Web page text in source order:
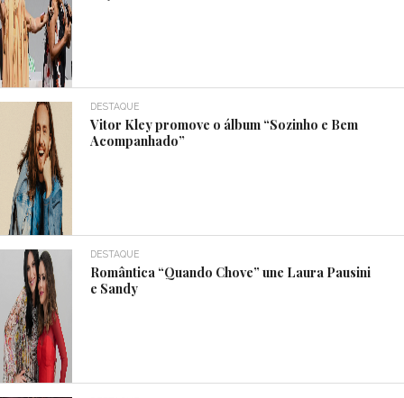
DESTAQUE
Vitor Kley promove o álbum “Sozinho e Bem
Acompanhado”
DESTAQUE
Romântica “Quando Chove” une Laura Pausini
e Sandy